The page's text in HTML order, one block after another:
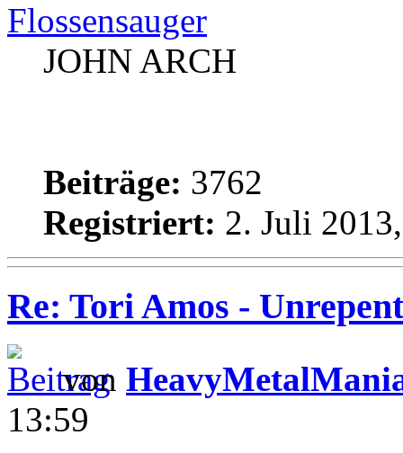
Flossensauger
JOHN ARCH
Beiträge: 3762
Registriert: 2. Juli
Re: Tori Amos -
von
13:59